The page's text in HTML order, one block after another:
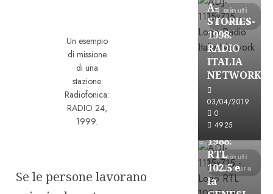
Un esempio
di missione
di una
stazione
Radiofonica:
RADIO 24,
1999.
Se le persone lavorano
4 minuti
di lettura
A-
STORIES-
1998:
RADIO
ITALIA
NETWORK
03/04/2019
0
4925
4 minuti
di lettura
A-Stories
FREE
A-
STORIES-
1988:
RTL
102.5 e
la